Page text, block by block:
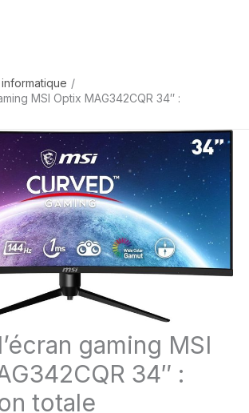
MSI Optix MAG342CQR 34″ :
gaming MSI
34″ :
totale